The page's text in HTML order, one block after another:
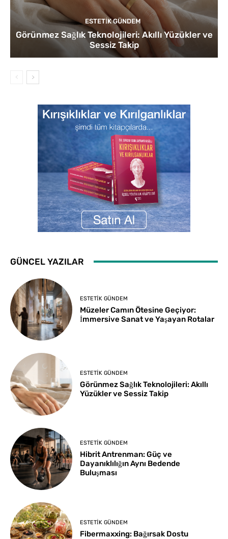
ESTETIK GÜNDEM
Görünmez Sağlık Teknolojileri: Akıllı Yüzükler ve
Sessiz Takip
GÜNCEL YAZILAR
ESTETIK GÜNDEM
Müzeler Camın Ötesine Geçiyor:
İmmersive Sanat ve Yaşayan Rotalar
ESTETIK GÜNDEM
Görünmez Sağlık Teknolojileri: Akıllı
Yüzükler ve Sessiz Takip
ESTETIK GÜNDEM
Hibrit Antrenman: Güç ve
Dayanıklılığın Aynı Bedende
Buluşması
ESTETIK GÜNDEM
Fibermaxxing: Bağırsak Dostu